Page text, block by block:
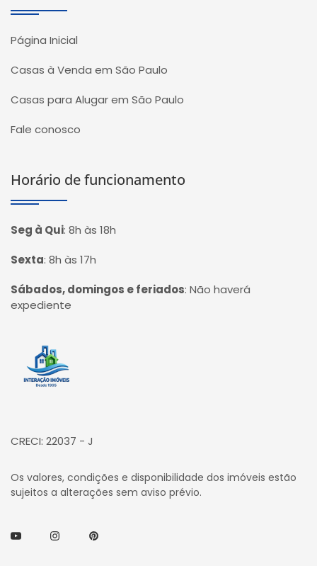
Página Inicial
Casas à Venda em São Paulo
Casas para Alugar em São Paulo
Fale conosco
Horário de funcionamento
Seg à Qui: 8h às 18h
Sexta: 8h às 17h
Sábados, domingos e feriados: Não haverá
expediente
Página inicial
CRECI: 22037 - J
Os valores, condições e disponibilidade dos imóveis estão
sujeitos a alterações sem aviso prévio.
YoutubeInstagramPinterest